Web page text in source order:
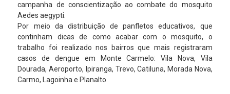
campanha de conscientização ao combate do mosquito
Aedes aegypti.
Por meio da distribuição de panfletos educativos, que
continham dicas de como acabar com o mosquito, o
trabalho foi realizado nos bairros que mais registraram
casos de dengue em Monte Carmelo: Vila Nova, Vila
Dourada, Aeroporto, Ipiranga, Trevo, Catiluna, Morada Nova,
Carmo, Lagoinha e Planalto.